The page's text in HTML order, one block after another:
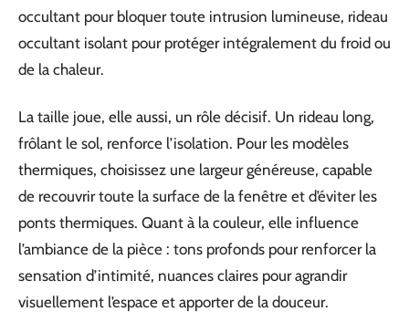
occultant pour bloquer toute intrusion lumineuse, rideau
occultant isolant pour protéger intégralement du froid ou
de la chaleur.
La taille joue, elle aussi, un rôle décisif. Un rideau long,
frôlant le sol, renforce l’isolation. Pour les modèles
thermiques, choisissez une largeur généreuse, capable
de recouvrir toute la surface de la fenêtre et d’éviter les
ponts thermiques. Quant à la couleur, elle influence
l’ambiance de la pièce : tons profonds pour renforcer la
sensation d’intimité, nuances claires pour agrandir
visuellement l’espace et apporter de la douceur.